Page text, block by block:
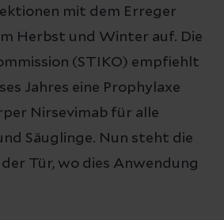
mit dem Erreger
Herbst und Winter auf. Die
(STIKO) empfiehlt
Jahres eine Prophylaxe
Nirsevimab für alle
Säuglinge. Nun steht die
Tür, wo dies Anwendung